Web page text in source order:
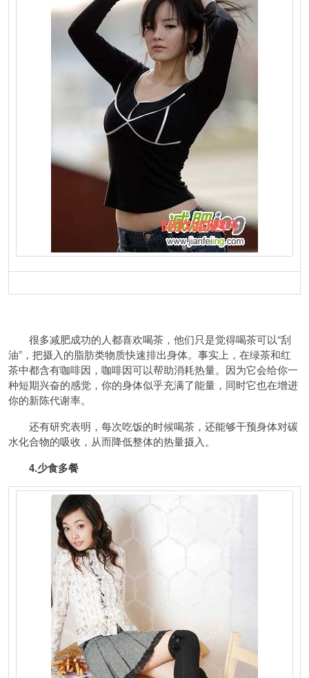
很多减肥成功的人都喜欢喝茶，他们只是觉得喝茶可以“刮
油”，把摄入的脂肪类物质快速排出身体。事实上，在绿茶和红
茶中都含有咖啡因，咖啡因可以帮助消耗热量。因为它会给你一
种短期兴奋的感觉，你的身体似乎充满了能量，同时它也在增进
你的新陈代谢率。
还有研究表明，每次吃饭的时候喝茶，还能够干预身体对碳
水化合物的吸收，从而降低整体的热量摄入。
4.少食多餐